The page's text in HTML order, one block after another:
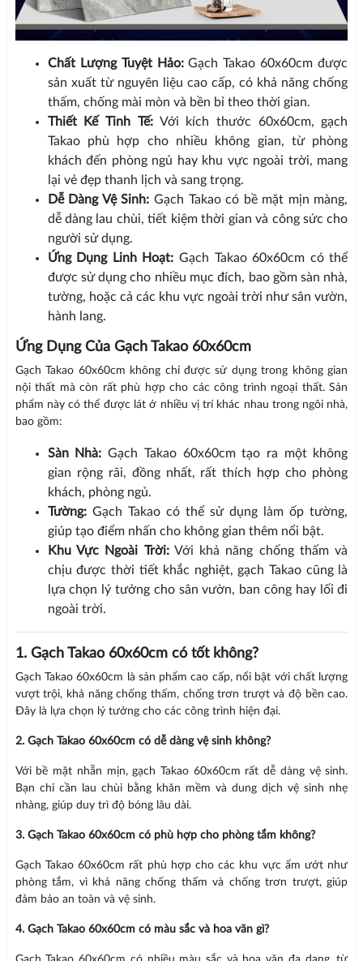
Chất Lượng Tuyệt Hảo:Gạch Takao 60x60cm được
sản xuất từ nguyên liệu cao cấp, có khả năng chống
thấm, chống mài mòn và bền bỉ theo thời gian.
Thiết Kế Tinh Tế:Với kích thước 60x60cm, gạch
Takao phù hợp cho nhiều không gian, từ phòng
khách đến phòng ngủ hay khu vực ngoài trời, mang
lại vẻ đẹp thanh lịch và sang trọng.
Dễ Dàng Vệ Sinh: Gạch Takao có bề mặt mịn màng,
dễ dàng lau chùi, tiết kiệm thời gian và công sức cho
người sử dụng.
Ứng Dụng Linh Hoạt: Gạch Takao 60x60cm có thể
được sử dụng cho nhiều mục đích, bao gồm sàn nhà,
tường, hoặc cả các khu vực ngoài trời như sân vườn,
hành lang.
Ứng Dụng Của Gạch Takao 60x60cm
Gạch Takao 60x60cm không chỉ được sử dụng trong không gian
nội thất mà còn rất phù hợp cho các công trình ngoại thất. Sản
phẩm này có thể được lát ở nhiều vị trí khác nhau trong ngôi nhà,
bao gồm:
Sàn Nhà: Gạch Takao 60x60cm tạo ra một không
gian rộng rãi, đồng nhất, rất thích hợp cho phòng
khách, phòng ngủ.
Tường:Gạch Takao có thể sử dụng làm ốp tường,
giúp tạo điểm nhấn cho không gian thêm nổi bật.
Khu Vực Ngoài Trời:Với khả năng chống thấm và
chịu được thời tiết khắc nghiệt, gạch Takao cũng là
lựa chọn lý tưởng cho sân vườn, ban công hay lối đi
ngoài trời.
1. Gạch Takao 60x60cm có tốt không?
Gạch Takao 60x60cm là sản phẩm cao cấp, nổi bật với chất lượng
vượt trội, khả năng chống thấm, chống trơn trượt và độ bền cao.
Đây là lựa chọn lý tưởng cho các công trình hiện đại.
2. Gạch Takao 60x60cm có dễ dàng vệ sinh không?
Với bề mặt nhẵn mịn, gạch Takao 60x60cm rất dễ dàng vệ sinh.
Bạn chỉ cần lau chùi bằng khăn mềm và dung dịch vệ sinh nhẹ
nhàng, giúp duy trì độ bóng lâu dài.
3. Gạch Takao 60x60cm có phù hợp cho phòng tắm không?
Gạch Takao 60x60cm rất phù hợp cho các khu vực ẩm ướt như
phòng tắm, vì khả năng chống thấm và chống trơn trượt, giúp
đảm bảo an toàn và vệ sinh.
4. Gạch Takao 60x60cm có màu sắc và hoa văn gì?